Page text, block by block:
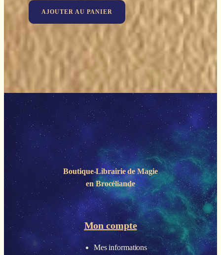
AJOUTER AU PANIER
Boutique-Librairie deMagie
en Brocéliande
Mon compte
Mes informations